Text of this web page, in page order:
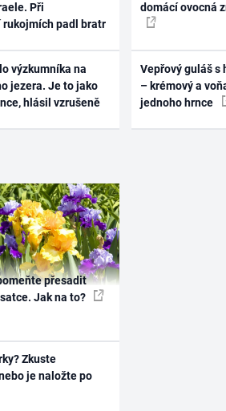
Při
rukojmích padl bratr
výzkumníka na
jezera. Je to jako
hlásil vzrušeně
domácí ovocná
Vepřový guláš s
– krémový a
jednoho hrnce
přesadit
Jak na to?
Zkuste
je naložte po